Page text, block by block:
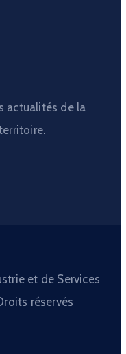
actualités de la
et de Services
réservés